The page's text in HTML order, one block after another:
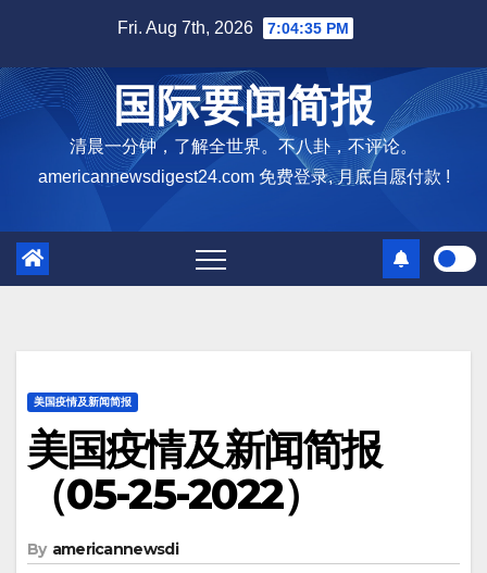
content
Fri. Aug 7th, 2026 7:04:36 PM
国际要闻简报
清晨一分钟，了解全世界。不八卦，不评论。
americannewsdigest24.com 免费登录, 月底自愿付款 !
美国疫情及新闻简报
美国疫情及新闻简报
（05-25-2022）
By americannewsdi